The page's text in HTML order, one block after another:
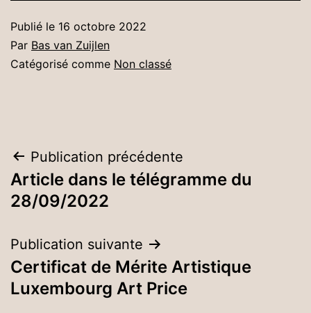
Publié le 16 octobre 2022
Par Bas van Zuijlen
Catégorisé comme Non classé
Navigation
de
Publication précédente
Article dans le télégramme du
28/09/2022
Publication suivante
Certificat de Mérite Artistique
Luxembourg Art Price